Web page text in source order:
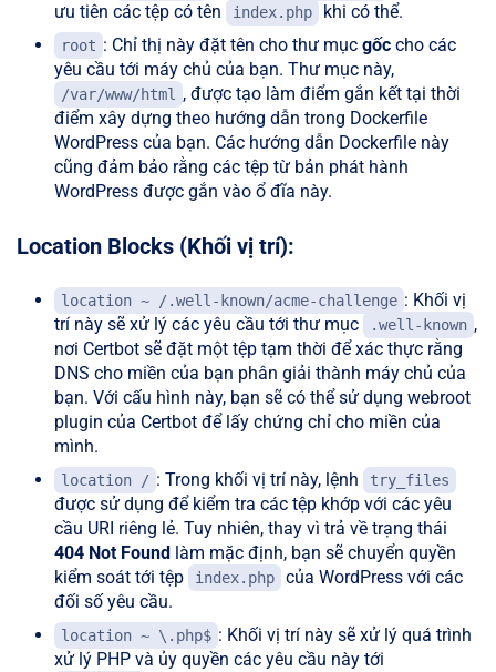
ưu tiên các tệp có tên
index.php khi có thể.
root : Chỉ thị này đặt tên cho thư mục gốc cho các
yêu cầu tới máy chủ của bạn. Thư mục này,
/var/www/html
, được tạo làm điểm gắn kết tại thời
điểm xây dựng theo hướng dẫn trong Dockerfile
WordPress của bạn. Các hướng dẫn Dockerfile này
cũng đảm bảo rằng các tệp từ bản phát hành
WordPress được gắn vào ổ đĩa này.
Location Blocks (Khối vị trí):
location ~ /.well-known/acme-challenge : Khối vị
trí này sẽ xử lý các yêu cầu tới thư mục
.well-known ,
nơi Certbot sẽ đặt một tệp tạm thời để xác thực rằng
DNS cho miền của bạn phân giải thành máy chủ của
bạn. Với cấu hình này, bạn sẽ có thể sử dụng webroot
plugin của Certbot để lấy chứng chỉ cho miền của
mình.
location / : Trong khối vị trí này, lệnh try_files
được sử dụng để kiểm tra các tệp khớp với các yêu
cầu URI riêng lẻ. Tuy nhiên, thay vì trả về trạng thái
404 Not Found làm mặc định, bạn sẽ chuyển quyền
kiểm soát tới tệp
index.php
của WordPress với các
đối số yêu cầu.
location ~ \.php$ : Khối vị trí này sẽ xử lý quá trình
xử lý PHP và ủy quyền các yêu cầu này tới